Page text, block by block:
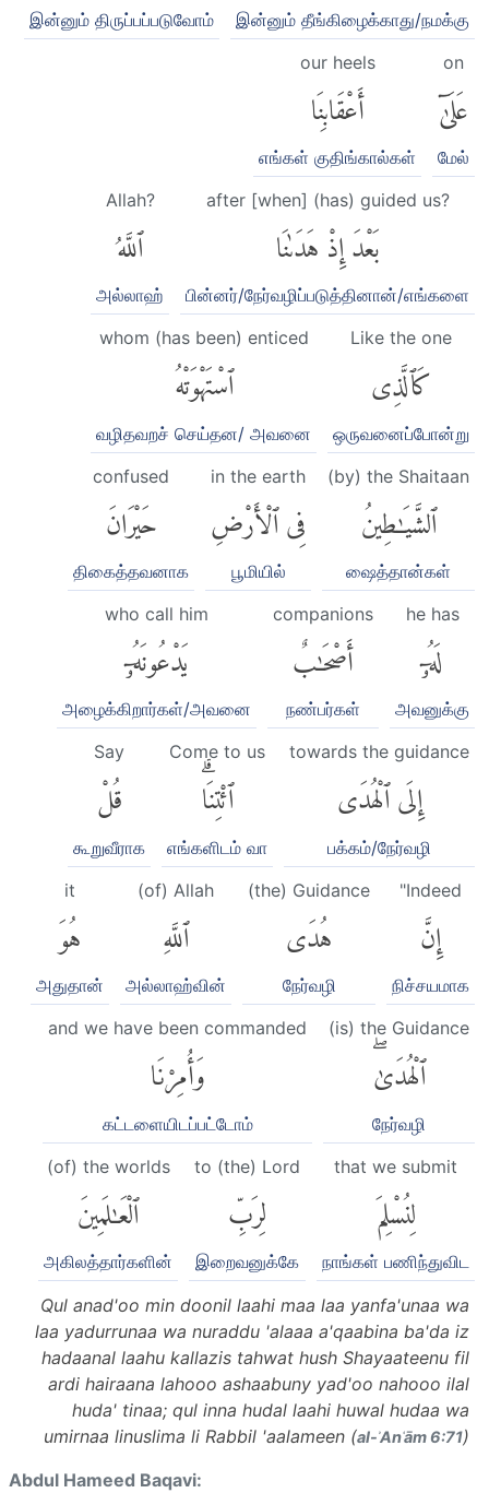
இன்னும் தீங்கிழைக்காது/நமக்கு
இன்னும் திருப்பப்படுவோம்
on
عَلَىٰٓ
மேல்
our heels
أَعْقَابِنَا
எங்கள் குதிங்கால்கள்
after [when] (has) guided us?
بَعْدَ إِذْ هَدَىٰنَا
பின்னர்/நேர்வழிப்படுத்தினான்/எங்களை
Allah?
ٱللَّهُ
அல்லாஹ்
Like the one
كَٱلَّذِى
ஒருவனைப்போன்று
whom (has been) enticed
ٱسْتَهْوَتْهُ
வழிதவறச் செய்தன/ அவனை
(by) the Shaitaan
ٱلشَّيَٰطِينُ
ஷைத்தான்கள்
in the earth
فِى ٱلْأَرْضِ
பூமியில்
confused
حَيْرَانَ
திகைத்தவனாக
he has
لَهُۥٓ
அவனுக்கு
companions
أَصْحَٰبٌ
நண்பர்கள்
who call him
يَدْعُونَهُۥٓ
அழைக்கிறார்கள்/அவனை
towards the guidance
إِلَى ٱلْهُدَى
பக்கம்/நேர்வழி
Come to us
ٱئْتِنَاۗ
எங்களிடம் வா
Say
قُلْ
கூறுவீராக
"Indeed
إِنَّ
நிச்சயமாக
(the) Guidance
هُدَى
நேர்வழி
(of) Allah
ٱللَّهِ
அல்லாஹ்வின்
it
هُوَ
அதுதான்
(is) the Guidance
ٱلْهُدَىٰۖ
நேர்வழி
and we have been commanded
وَأُمِرْنَا
கட்டளையிடப்பட்டோம்
that we submit
لِنُسْلِمَ
நாங்கள் பணிந்துவிட
to (the) Lord
لِرَبِّ
இறைவனுக்கே
(of) the worlds
ٱلْعَٰلَمِينَ
அகிலத்தார்களின்
Qul anad'oo min doonil laahi maa laa yanfa'unaa wa
laa yadurrunaa wa nuraddu 'alaaa a'qaabina ba'da iz
hadaanal laahu kallazis tahwat hush Shayaateenu fil
ardi hairaana lahooo ashaabuny yad'oo nahooo ilal
huda' tinaa; qul inna hudal laahi huwal hudaa wa
umirnaa linuslima li Rabbil 'aalameen (al-ʾAnʿām 6:71)
Abdul Hameed Baqavi: